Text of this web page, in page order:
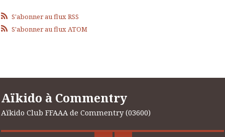
S'abonner au flux RSS
S'abonner au flux ATOM
Aïkido à Commentry
Aïkido Club FFAAA de Commentry (03600)